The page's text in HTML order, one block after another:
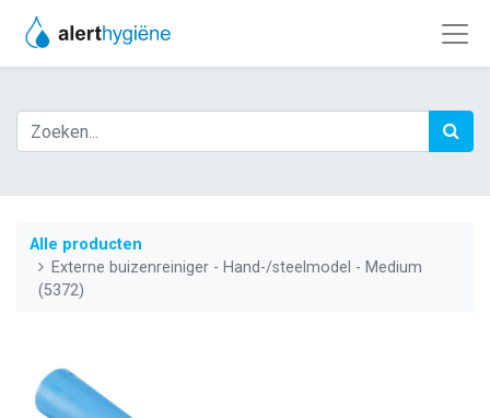
Alle producten
Externe buizenreiniger - Hand-/steelmodel - Medium
(5372)